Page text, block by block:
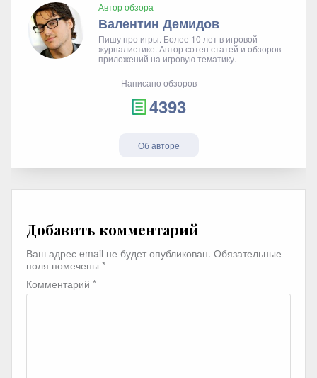
Автор обзора
Валентин Демидов
Пишу про игры. Более 10 лет в игровой
журналистике. Автор сотен статей и обзоров
приложений на игровую тематику.
Написано обзоров
4393
Об авторе
Добавить комментарий
Ваш адрес email не будет опубликован. Обязательные
поля помечены *
Комментарий *